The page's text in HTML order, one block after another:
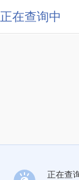
正在查询中
正在查